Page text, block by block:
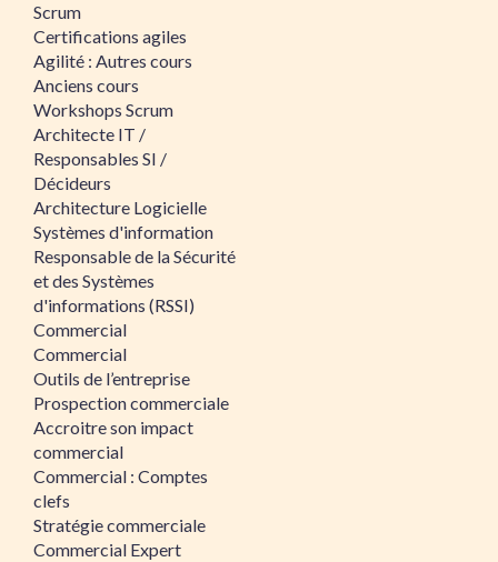
Scrum
Certifications agiles
Agilité : Autres cours
Anciens cours
Workshops Scrum
Architecte IT /
Responsables SI /
Décideurs
Architecture Logicielle
Systèmes d'information
Responsable de la Sécurité
et des Systèmes
d'informations (RSSI)
Commercial
Commercial
Outils de l’entreprise
Prospection commerciale
Accroitre son impact
commercial
Commercial : Comptes
clefs
Stratégie commerciale
Commercial Expert